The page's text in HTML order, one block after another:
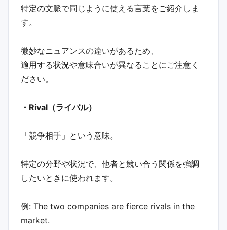
特定の文脈で同じように使える言葉をご紹介しま
す。
微妙なニュアンスの違いがあるため、
適用する状況や意味合いが異なることにご注意く
ださい。
・Rival（ライバル）
「競争相手」という意味。
特定の分野や状況で、他者と競い合う関係を強調
したいときに使われます。
例: The two companies are fierce rivals in the
market.